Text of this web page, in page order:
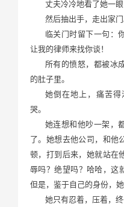
丈夫冷冷地看了她一
然后抽出手，走出家门
临关门时留下一句：
让我的律师来找你谈！
所有的愤怒，都被冰
的肚子里。
她倒在地上，痛苦
哭。
她连想和他吵一架，
了。她想去他公司，和他
顿，打到后来，她就站在
辱吗？绝望吗？哈哈，
但是，鉴于自己的身份，她
她只有忍着，压着，终